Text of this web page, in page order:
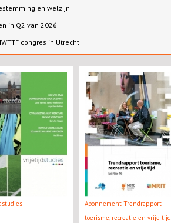
en welzijn
in Q2 van 2026
congres in Utrecht
Abonnement Trendrapport
toerisme, recreatie en vrije tijd